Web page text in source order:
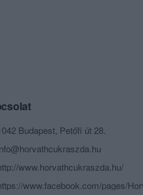
Budapest, Petőfi út 28.
www.horvathcukraszda.hu/